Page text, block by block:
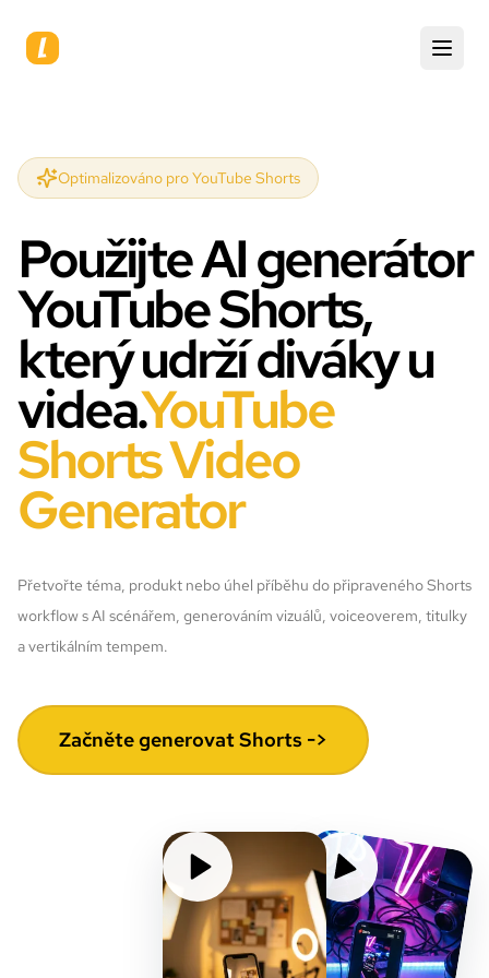
Optimalizováno pro YouTube Shorts
Použijte AI generátor
YouTube Shorts,
který udrží diváky u
videa.YouTube
Shorts Video
Generator
Přetvořte téma, produkt nebo úhel příběhu do připraveného Shorts
workflow s AI scénářem, generováním vizuálů, voiceoverem, titulky
a vertikálním tempem.
Začněte generovat Shorts ->